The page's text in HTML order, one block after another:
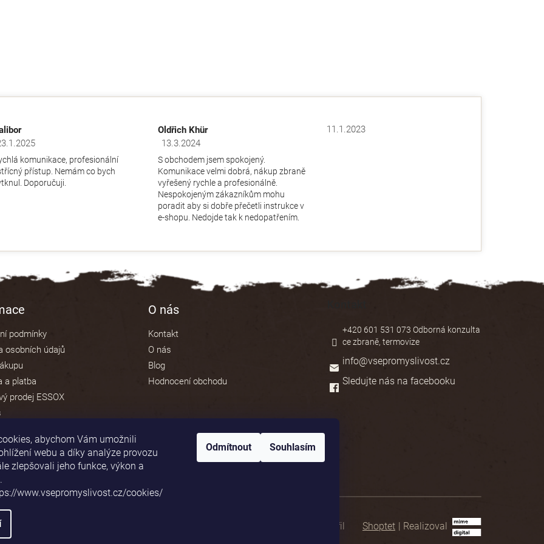
abychom Vám umožnili
webu a díky analýze provozu
zlepšovali jeho funkce, výkon a
www.vsepromyslivost.cz/cookies/
Odmítnout Souhlasím
obchodu je 5 z 5 hvězdiček.
komunikace, profesionální
přístup. Nemám co bych
Doporučuji.
Oldřich Khür
Hodnocení obchodu je 5 z 5 hvězdiček.
13.3.2024
S obchodem jsem spokojený.
Komunikace velmi dobrá, nákup zbraně
vyřešený rychle a profesionálně.
Nespokojeným zákazníkům mohu
poradit aby si dobře přečetli instrukce v
e-shopu. Nedojde tak k nedopatřením.
Hodnocení obchodu je 5 z 5 hvězdiček.
11.1.2023
podmínky
osobních údajů
a platba
prodej ESSOX
O nás
Kontakt
O nás
Blog
Hodnocení obchodu
info@vsepromyslivost.cz
+420 601 531 073 Odborná konzulta
ce zbraně, termovize
Sledujte nás na facebooku
Shoptet | Realizoval
vyhrazena.